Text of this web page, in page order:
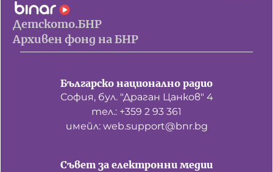
Детското.БНР
Архивен фонд на БНР
Българско национално радио
София, бул. "Драган Цанков" 4
тел.: +359 2 93 361
имейл: web.support@bnr.bg
Съвет за електронни медии